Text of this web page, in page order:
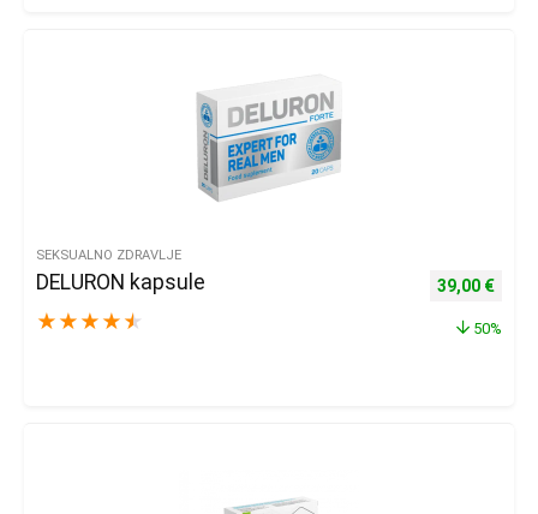
SEKSUALNO ZDRAVLJE
DELURON kapsule
★ ★ ★ ★ ★
Izvorna
39,00 €
50%